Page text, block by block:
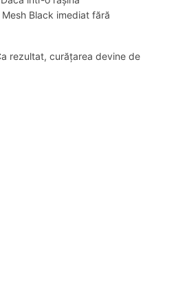
Black imediat fără
rezultat, curățarea devine de